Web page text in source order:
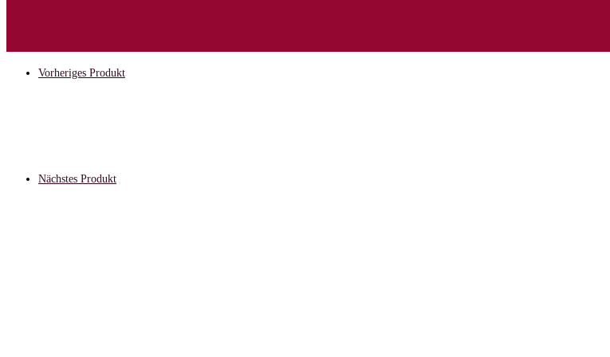
Vorheriges Produkt
Nächstes Produkt